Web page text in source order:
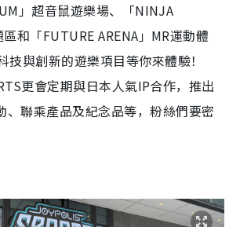
」超音鼠遊樂場、「NINJA
和「FUTURE ARENA」MR運動體
技與創新的遊樂項目等你來體驗！
更會定期與日本人氣IP合作，推出
、聯乘產品及紀念品等，粉絲們要密